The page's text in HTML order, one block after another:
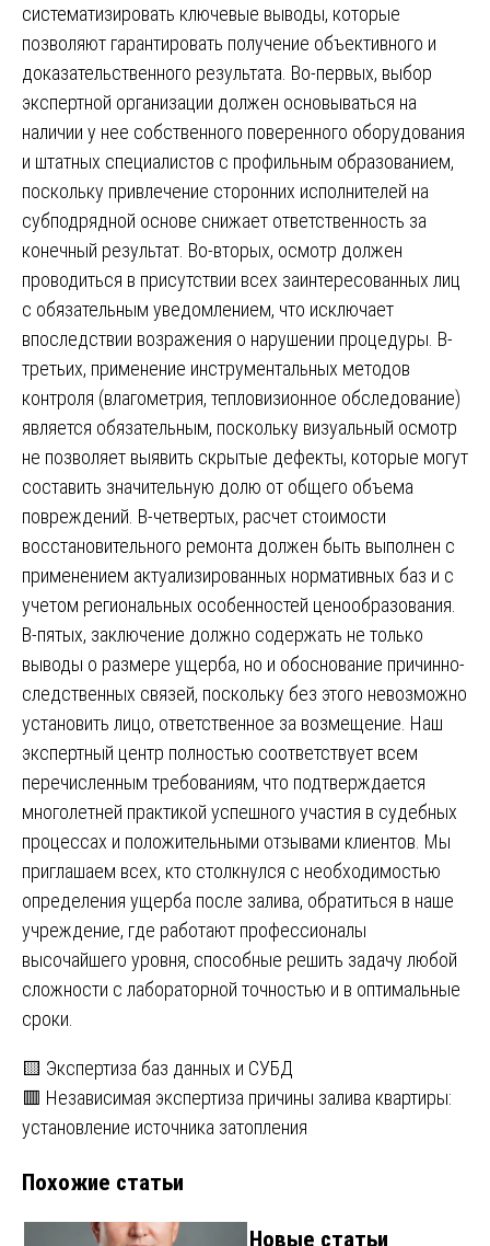
систематизировать ключевые выводы, которые
позволяют гарантировать получение объективного и
доказательственного результата. Во-первых, выбор
экспертной организации должен основываться на
наличии у нее собственного поверенного оборудования
и штатных специалистов с профильным образованием,
поскольку привлечение сторонних исполнителей на
субподрядной основе снижает ответственность за
конечный результат. Во-вторых, осмотр должен
проводиться в присутствии всех заинтересованных лиц
с обязательным уведомлением, что исключает
впоследствии возражения о нарушении процедуры. В-
третьих, применение инструментальных методов
контроля (влагометрия, тепловизионное обследование)
является обязательным, поскольку визуальный осмотр
не позволяет выявить скрытые дефекты, которые могут
составить значительную долю от общего объема
повреждений. В-четвертых, расчет стоимости
восстановительного ремонта должен быть выполнен с
применением актуализированных нормативных баз и с
учетом региональных особенностей ценообразования.
В-пятых, заключение должно содержать не только
выводы о размере ущерба, но и обоснование причинно-
следственных связей, поскольку без этого невозможно
установить лицо, ответственное за возмещение. Наш
экспертный центр полностью соответствует всем
перечисленным требованиям, что подтверждается
многолетней практикой успешного участия в судебных
процессах и положительными отзывами клиентов. Мы
приглашаем всех, кто столкнулся с необходимостью
определения ущерба после залива, обратиться в наше
учреждение, где работают профессионалы
высочайшего уровня, способные решить задачу любой
сложности с лабораторной точностью и в оптимальные
сроки.
Навигация
по
🟨 Экспертиза баз данных и СУБД
🟥 Независимая экспертиза причины залива квартиры:
установление источника затопления
Похожие статьи
Новые статьи